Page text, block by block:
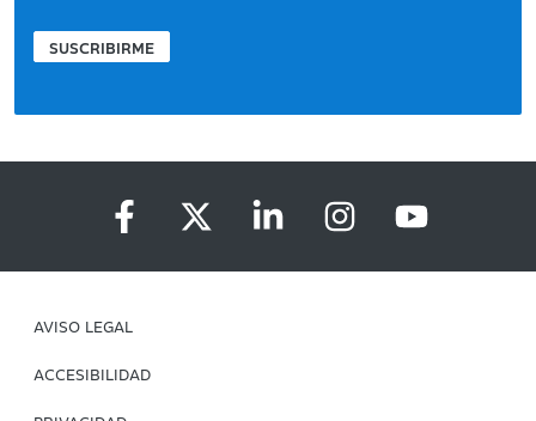
SUSCRIBIRME
AVISO LEGAL
ACCESIBILIDAD